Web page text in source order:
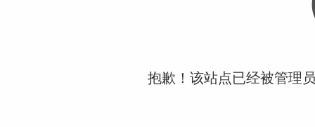
抱歉！该站点已经被管理